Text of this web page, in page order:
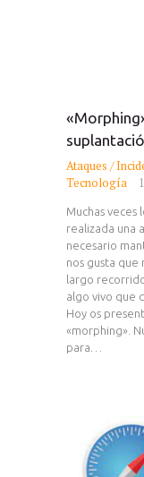
Ataques /
Tecnología
Muchas veces
realizada una
necesario
nos gusta que
largo
algo vivo que
Hoy os
«morphing».
para…